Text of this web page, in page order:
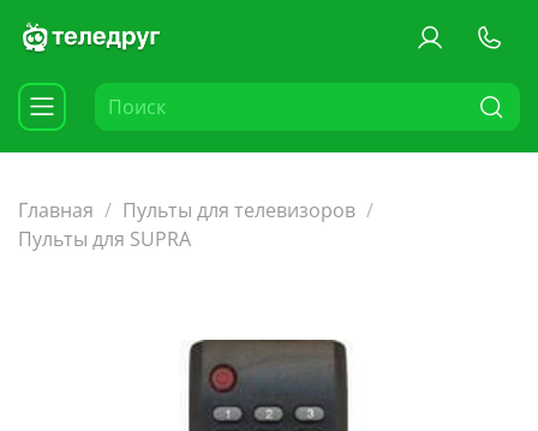
Главная
Пульты для телевизоров
Пульты для SUPRA